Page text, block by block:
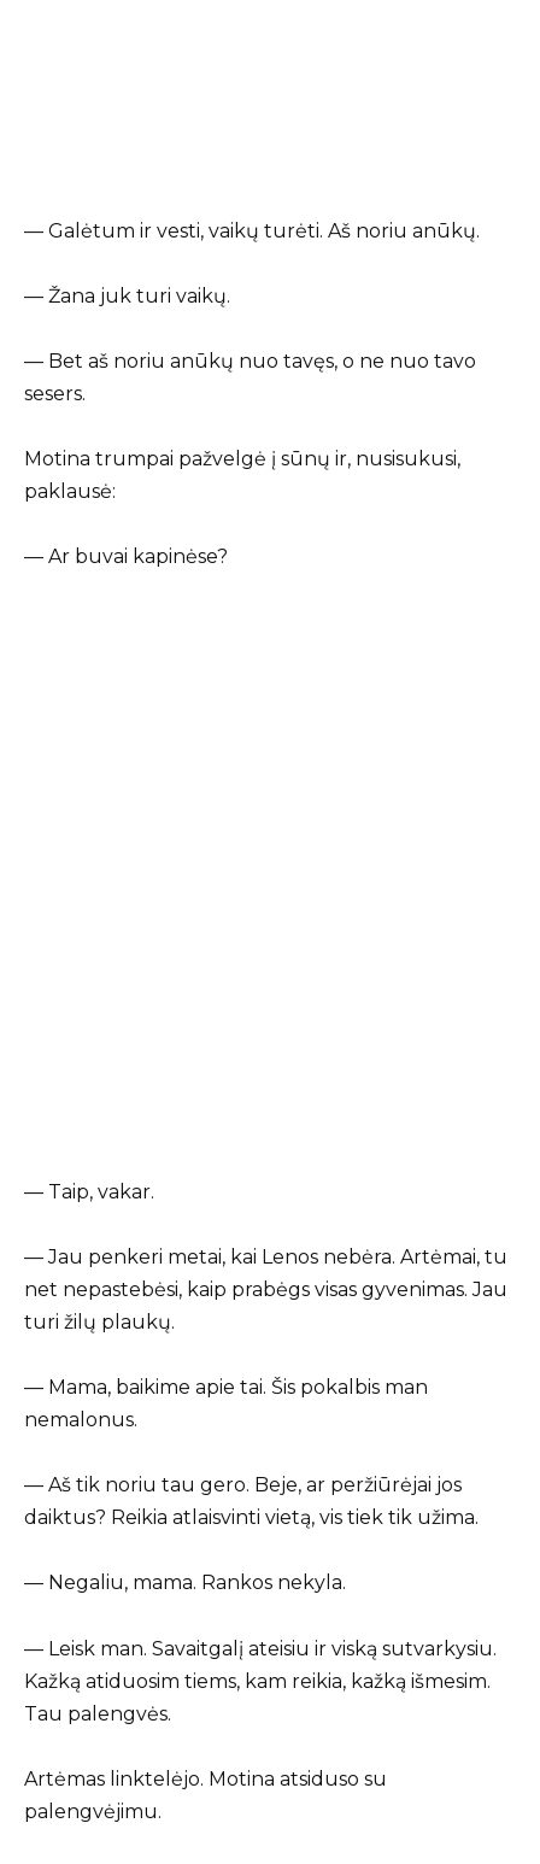
— Galėtum ir vesti, vaikų turėti. Aš noriu anūkų.
— Žana juk turi vaikų.
— Bet aš noriu anūkų nuo tavęs, o ne nuo tavo
sesers.
Motina trumpai pažvelgė į sūnų ir, nusisukusi,
paklausė:
— Ar buvai kapinėse?
— Taip, vakar.
— Jau penkeri metai, kai Lenos nebėra. Artėmai, tu
net nepastebėsi, kaip prabėgs visas gyvenimas. Jau
turi žilų plaukų.
— Mama, baikime apie tai. Šis pokalbis man
nemalonus.
— Aš tik noriu tau gero. Beje, ar peržiūrėjai jos
daiktus? Reikia atlaisvinti vietą, vis tiek tik užima.
— Negaliu, mama. Rankos nekyla.
— Leisk man. Savaitgalį ateisiu ir viską sutvarkysiu.
Kažką atiduosim tiems, kam reikia, kažką išmesim.
Tau palengvės.
Artėmas linktelėjo. Motina atsiduso su
palengvėjimu.